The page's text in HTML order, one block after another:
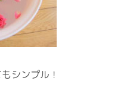
シンプル！